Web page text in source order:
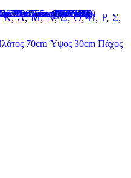
Κ,Λ,Μ,Ν,Ξ,Ο,Π, Ρ, Σ,